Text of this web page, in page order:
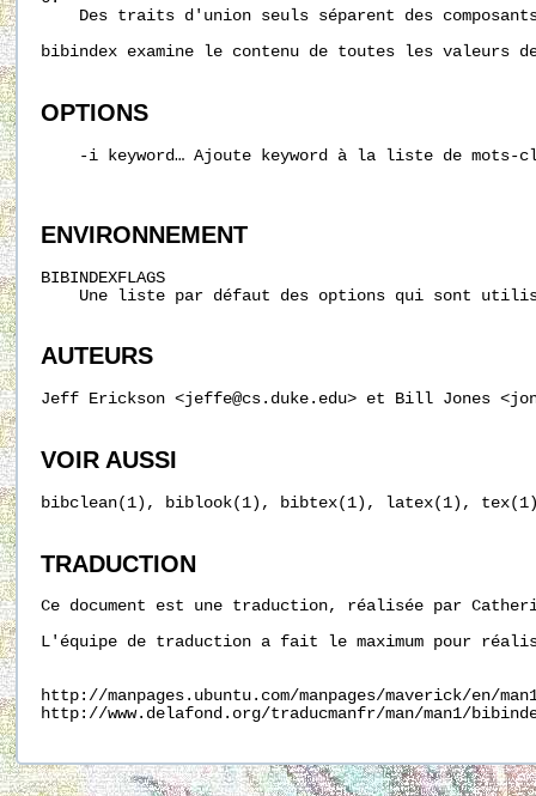
Des traits d'union seuls séparent des
bibindex examine le contenu de toutes les
OPTIONS
-i keyword… Ajoute keyword à la liste de mots-
ENVIRONNEMENT
BIBINDEXFLAGS
Une liste par défaut des options qui sont
AUTEURS
Jeff Erickson <jeffe@cs.duke.edu> et Bill Jones
VOIR AUSSI
bibclean(1), biblook(1), bibtex(1), latex(1),
TRADUCTION
Ce document est une traduction, réalisée par
L'équipe de traduction a fait le maximum pour
http://manpages.ubuntu.com/manpages/maverick/en/